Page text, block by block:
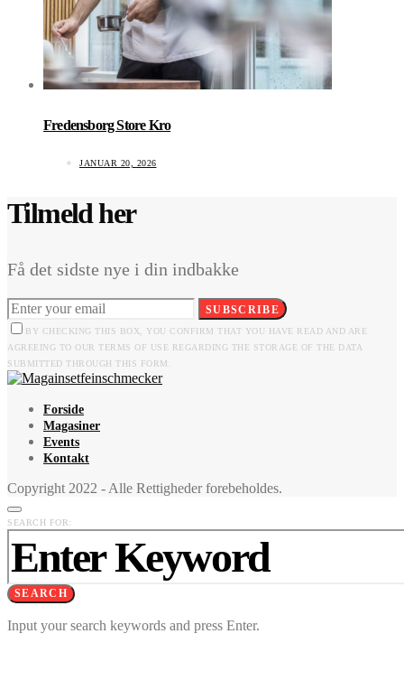
Fredensborg Store Kro
JANUAR 20, 2026
Tilmeld her
Få det sidste nye i din indbakke
SUBSCRIBE
BY CHECKING THIS BOX, YOU CONFIRM THAT YOU HAVE READ AND ARE
AGREEING TO OUR TERMS OF USE REGARDING THE STORAGE OF THE DATA
SUBMITTED THROUGH THIS FORM.
Forside
Magasiner
Events
Kontakt
Copyright 2022 - Alle Rettigheder forebeholdes.
SEARCH FOR:
SEARCH
Input your search keywords and press Enter.